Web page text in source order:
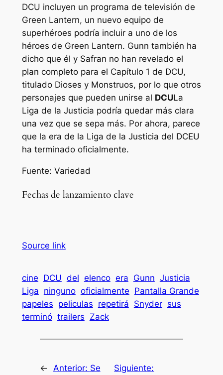
DCU incluyen un programa de televisión de
Green Lantern, un nuevo equipo de
superhéroes podría incluir a uno de los
héroes de Green Lantern. Gunn también ha
dicho que él y Safran no han revelado el
plan completo para el Capítulo 1 de DCU,
titulado Dioses y Monstruos, por lo que otros
personajes que pueden unirse al DCULa
Liga de la Justicia podría quedar más clara
una vez que se sepa más. Por ahora, parece
que la era de la Liga de la Justicia del DCEU
ha terminado oficialmente.
Fuente: Variedad
Fechas de lanzamiento clave
Source link
cine DCU del elenco era Gunn Justicia
Liga ninguno oficialmente Pantalla Grande
papeles peliculas repetirá Snyder sus
terminó trailers Zack
← Anterior: Se
Siguiente: